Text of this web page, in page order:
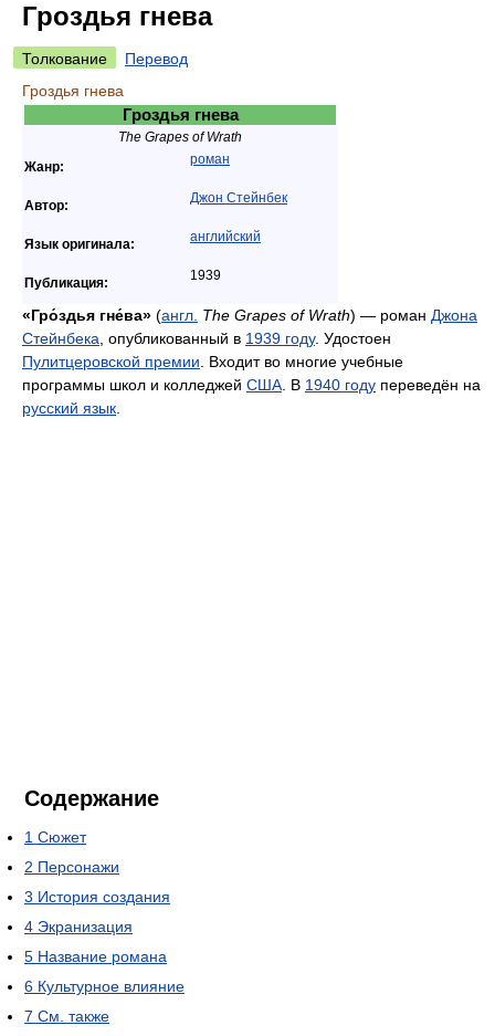
Гроздья гнева
Толкование
Перевод
Гроздья гнева
Гроздья гнева
The Grapes of Wrath
Жанр:
роман
Автор: Джон Стейнбек
Язык оригинала: английский
Публикация: 1939
«Гро́здья гне́ва» (англ. The Grapes of Wrath) — роман Джона
Стейнбека , опубликованный в 1939 году. Удостоен
Пулитцеровской премии . Входит во многие учебные
программы школ и колледжей США . В 1940 году переведён на
русский язык
Содержание
1 Сюжет
2 Персонажи
3 История создания
4 Экранизация
5 Название романа
6 Культурное влияние
7 См. также